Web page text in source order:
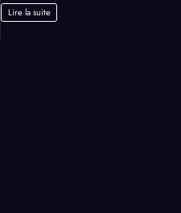
Lire la suite